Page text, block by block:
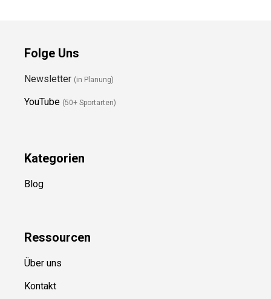
Folge Uns
Newsletter (in Planung)
YouTube (50+ Sportarten)
Kategorien
Blog
Ressourcen
Über uns
Kontakt